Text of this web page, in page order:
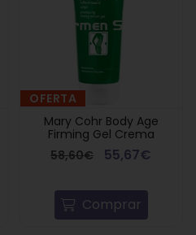
OFERTA
Mary Cohr Body Age
Firming Gel Crema
58,60€
55,67€
Comprar